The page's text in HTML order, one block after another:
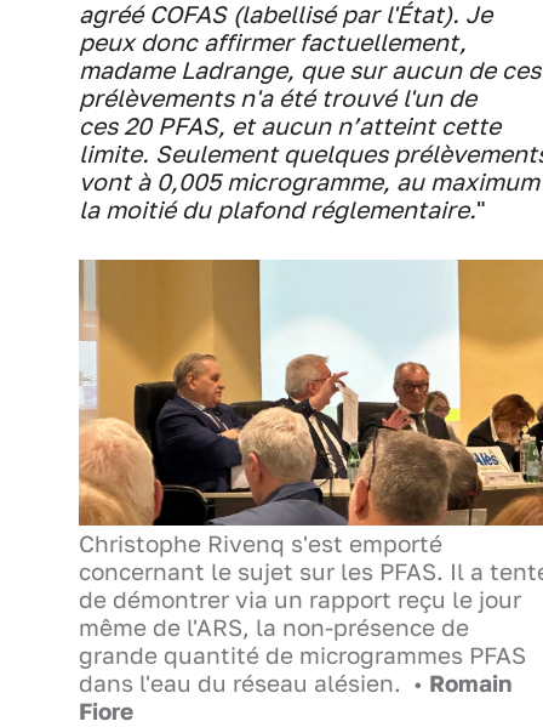
agréé COFAS (labellisé par l'État). Je
peux donc affirmer factuellement,
madame Ladrange, que sur aucun de ces
prélèvements n'a été trouvé l'un de
ces 20 PFAS, et aucun n’atteint cette
limite. Seulement quelques
vont à 0,005 microgramme, au maximum
la moitié du plafond réglementaire."
Christophe Rivenq s'est emporté
concernant le sujet sur les PFAS. Il a
de démontrer via un rapport reçu le jour
même de l'ARS, la non-présence de
grande quantité de microgrammes PFAS
dans l'eau du réseau alésien. • Romain
Fiore